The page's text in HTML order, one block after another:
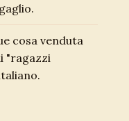
cosa venduta
"ragazzi